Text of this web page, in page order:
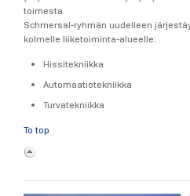
toimesta.
Schmersal-ryhmän uudelleen
kolmelle liiketoiminta-alueelle:
Hissitekniikka
Automaatiotekniikka
Turvatekniikka
To top